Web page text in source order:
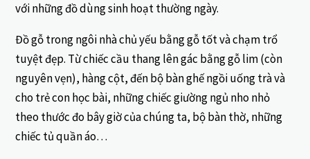
với những đồ dùng sinh hoạt thường ngày.
Đồ gỗ trong ngôi nhà chủ yếu bằng gỗ tốt và chạm trổ
tuyệt đẹp. Từ chiếc cầu thang lên gác bằng gỗ lim (còn
nguyên vẹn), hàng cột, đến bộ bàn ghế ngồi uống trà và
cho trẻ con học bài, những chiếc giường ngủ nho nhỏ
theo thước đo bây giờ của chúng ta, bộ bàn thờ, những
chiếc tủ quần áo…